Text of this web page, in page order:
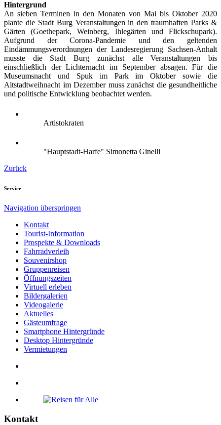
Hintergrund
An sieben Terminen in den Monaten von Mai bis Oktober 2020
plante die Stadt Burg Veranstaltungen in den traumhaften Parks &
Gärten (Goethepark, Weinberg, Ihlegärten und Flickschupark).
Aufgrund der Corona-Pandemie und den geltenden
Eindämmungsverordnungen der Landesregierung Sachsen-Anhalt
musste die Stadt Burg zunächst alle Veranstaltungen bis
einschließlich der Lichternacht im September absagen. Für die
Museumsnacht und Spuk im Park im Oktober sowie die
Altstadtweihnacht im Dezember muss zunächst die gesundheitliche
und politische Entwicklung beobachtet werden.
Artistokraten
"Hauptstadt-Harfe" Simonetta Ginelli
Zurück
Service
Navigation überspringen
Kontakt
Tourist-Information
Prospekte & Downloads
Fahrradverleih
Souvenirshop
Gruppenreisen
Öffnungszeiten
Virtuell erleben
Bildergalerien
Videogalerie
Aktuelles
Gästeumfrage
Smartphone Hintergründe
Desktop Hintergründe
Vermietungen
Kontakt